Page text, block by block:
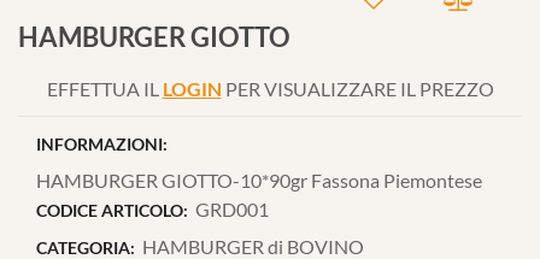
HAMBURGER GIOTTO
EFFETTUA IL LOGIN PER VISUALIZZARE IL PREZZO
INFORMAZIONI:
HAMBURGER GIOTTO-10*90gr Fassona Piemontese
CODICE ARTICOLO: GRD001
CATEGORIA: HAMBURGER di BOVINO